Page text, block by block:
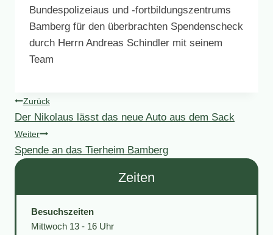
Bundespolizeiaus und -fortbildungszentrums
Bamberg für den überbrachten Spendenscheck
durch Herrn Andreas Schindler mit seinem
Team
Beitragsnavigation
Zurück
Der Nikolaus lässt das neue Auto aus dem Sack
Weiter
Spende an das Tierheim Bamberg
Zeiten
Besuchszeiten
Mittwoch 13 - 16 Uhr